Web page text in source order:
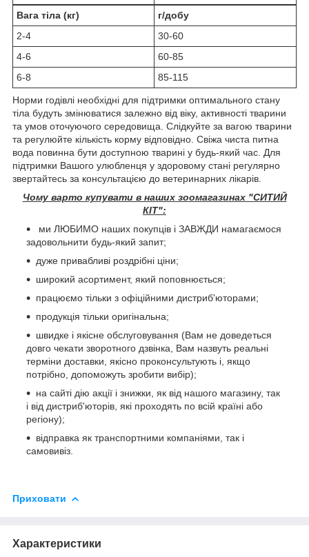
Вага тіла (кг)
г/добу
2-4
30-60
4-6
60-85
6-8
85-115
Норми годівлі необхідні для підтримки оптимального стану
тіла будуть змінюватися залежно від віку, активності тварини
та умов оточуючого середовища. Слідкуйте за вагою тварини
та регулюйте кількість корму відповідно. Свіжа чиста питна
вода повинна бути доступною тварині у будь-який час. Для
підтримки Вашого улюбленця у здоровому стані регулярно
звертайтесь за консультацією до ветеринарних лікарів.
Чому варто купувати в наших зоомагазинах "СИТИЙ
КІТ":
ми ЛЮБИМО наших покупців і ЗАВЖДИ намагаємося
задовольнити будь-який запит;
дуже привабливі роздрібні ціни;
широкий асортимент, який поповнюється;
працюємо тільки з офіційними дистриб'юторами;
продукція тільки оригінальна;
швидке і якісне обслуговування (Вам не доведеться
довго чекати зворотного дзвінка, Вам назвуть реальні
терміни доставки, якісно проконсультують і, якщо
потрібно, допоможуть зробити вибір);
на сайті дію акції і знижки, як від нашого магазину, так
і від дистриб'юторів, які проходять по всій країні або
регіону);
відправка як транспортними компаніями, так і
самовивіз.
Приховати
Характеристики